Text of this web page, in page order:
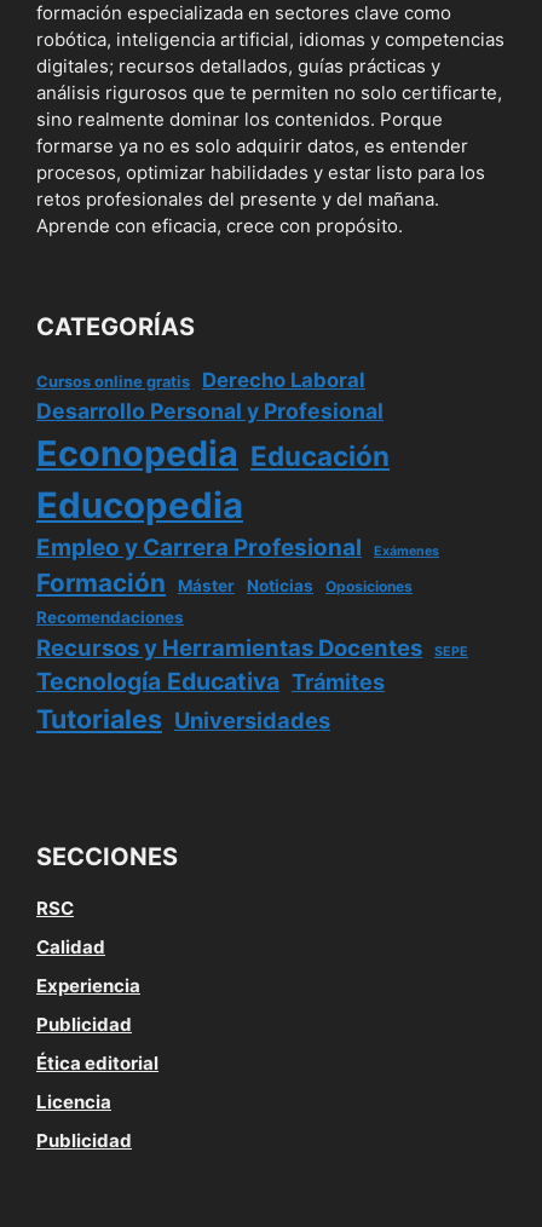
formación especializada en sectores clave como
robótica, inteligencia artificial, idiomas y competencias
digitales; recursos detallados, guías prácticas y
análisis rigurosos que te permiten no solo certificarte,
sino realmente dominar los contenidos. Porque
formarse ya no es solo adquirir datos, es entender
procesos, optimizar habilidades y estar listo para los
retos profesionales del presente y del mañana.
Aprende con eficacia, crece con propósito.
CATEGORÍAS
Cursos online gratis Derecho Laboral
Desarrollo Personal y Profesional
Econopedia Educación
Educopedia
Empleo y Carrera Profesional Exámenes
Formación Máster Noticias Oposiciones
Recomendaciones
Recursos y Herramientas Docentes SEPE
Tecnología Educativa Trámites
Tutoriales Universidades
SECCIONES
RSC
Calidad
Experiencia
Publicidad
Ética editorial
Licencia
Publicidad